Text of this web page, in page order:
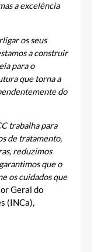
a excelência
os seus
a construir
para o
que torna a
do
trabalha para
de tratamento,
reduzimos
que o
os cuidados que
Geral do
(INCa),